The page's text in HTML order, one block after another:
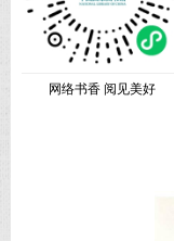
网络书香 阅见美好